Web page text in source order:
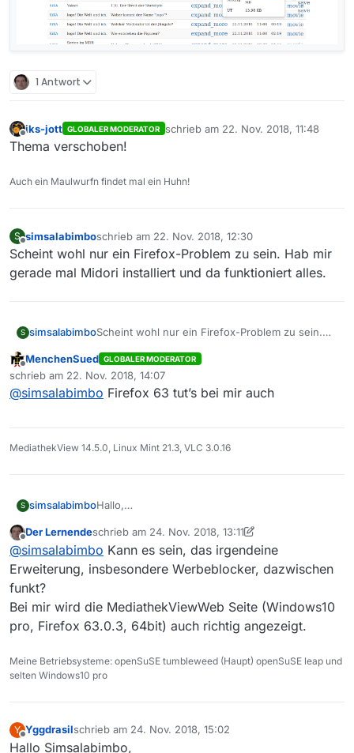
1 Antwort
iks-jott GLOBALER MODERATOR schrieb am 22. Nov. 2018, 11:48
zuletzt editiert von
Thema verschoben!
Auch ein Maulwurfn findet mal ein Huhn!
S
Offline
simsalabimboschrieb am 22. Nov. 2018, 12:30
zuletzt editiert von
Scheint wohl nur ein Firefox-Problem zu sein. Hab mir
gerade mal Midori installiert und da funktioniert alles.
S simsalabimboScheint wohl nur ein Firefox-Problem zu sein.
funktioniert alles.
Offline
MenchenSued GLOBALER MODERATOR
schrieb am 22. Nov. 2018, 14:07
zuletzt editiert von
@simsalabimbo Firefox 63 tut’s bei mir auch
MediathekView 14.5.0, Linux Mint 21.3, VLC 3.0.16
S simsalabimboHallo,
nicht mehr richtig dargestellt.
Mein system:
Mozilla/5.0 (X11; Ubuntu; Linux i686; rv:63.0)
Content Decryption Module / Shockwave Flash
31.0 r0
Versuche mal Bild anzuhängen:
Offline
Der Lernendeschrieb am 24. Nov. 2018, 13:11
zuletzt editiert von Der Lernende
@simsalabimbo Kann es sein, das irgendeine
Erweiterung, insbesondere Werbeblocker, dazwischen
funkt?
Bei mir wird die MediathekViewWeb Seite (Windows10
pro, Firefox 63.0.3, 64bit) auch richtig angezeigt.
Meine Betriebsysteme: openSuSE tumbleweed (Haupt) openSuSE leap und
selten Windows10 pro
Y
Offline
Yggdrasilschrieb am 24. Nov. 2018, 15:02
zuletzt editiert von
Hallo Simsalabimbo,